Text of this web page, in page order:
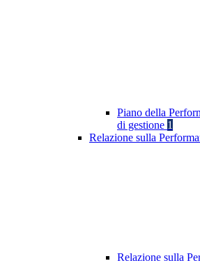
Piano della
di gestione 1
Relazione sulla
Relazione sulla